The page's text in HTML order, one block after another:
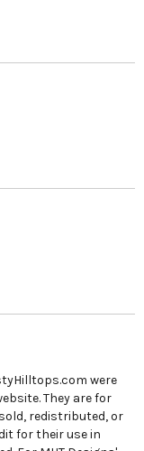
were
They are for
redistributed, or
for their use in